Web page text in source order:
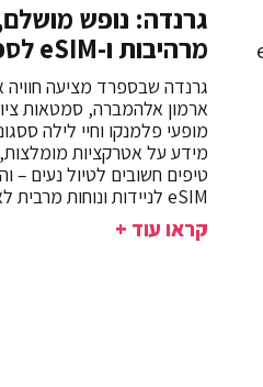
גרנדה: נופש
מרהיבות ו-eSIM לספרד
גרנדה שבספרד מציעה חוויה
ארמון אלהמברה, סמטאות
מופעי פלמנקו וחיי לילה
מידע על אטרקציות מומלצות,
טיפים חשובים לטיול נעים –
eSIM לניידות ונוחות מרבית לאורך כל החופשה.
קראו עוד +